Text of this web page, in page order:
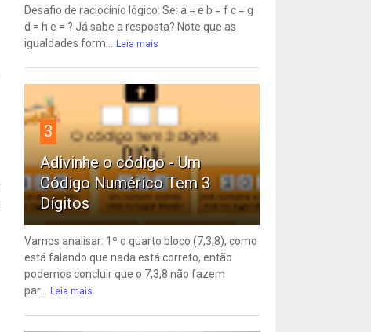
Desafio de raciocínio lógico: Se: a = e b = f c = g
d = h e = ? Já sabe a resposta? Note que as
igualdades form...
Leia mais
3
Adivinhe o código - Um
Código Numérico Tem 3
Dígitos
Vamos analisar: 1º o quarto bloco (7,3,8), como
está falando que nada está correto, então
podemos concluir que o 7,3,8 não fazem
par...
Leia mais